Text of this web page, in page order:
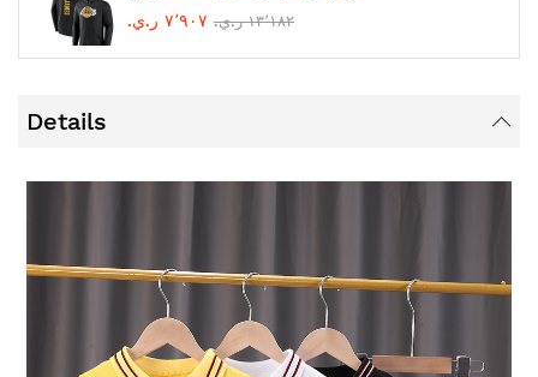
٧٬٩٠٧ ر.ي.‏
١٣٬١٨٢ ر.ي.‏
Details